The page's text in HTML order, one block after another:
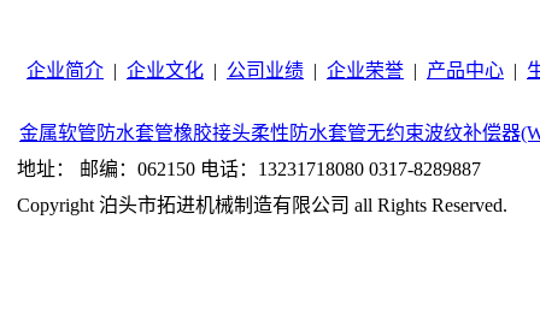
企业简介 | 企业文化 | 公司业绩 | 企业荣誉 | 产品中心 |
金属软管 防水套管橡胶接头柔性防水套管无约束波纹补偿器
地址： 邮编：062150 电话：13231718080 0317-8289887
Copyright 泊头市拓进机械制造有限公司 all Rights Reserved.